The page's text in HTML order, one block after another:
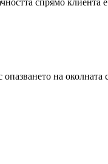
спрямо клиента
на